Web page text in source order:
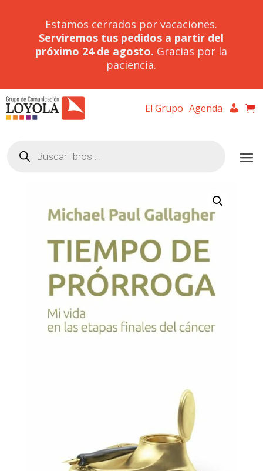
Estamos cerrados por vacaciones.
Serviremos tus pedidos a partir del
próximo 24 de agosto. Gracias por la
paciencia.
El Grupo Agenda
productos